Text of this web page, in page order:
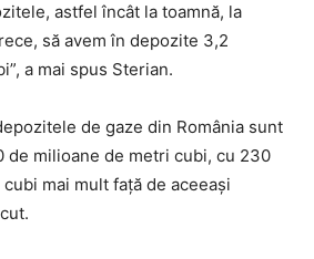
astfel încât la toamnă, la
să avem în depozite 3,2
a mai spus Sterian.
de gaze din România sunt
de milioane de metri cubi, cu 230
mai mult faţă de aceeaşi